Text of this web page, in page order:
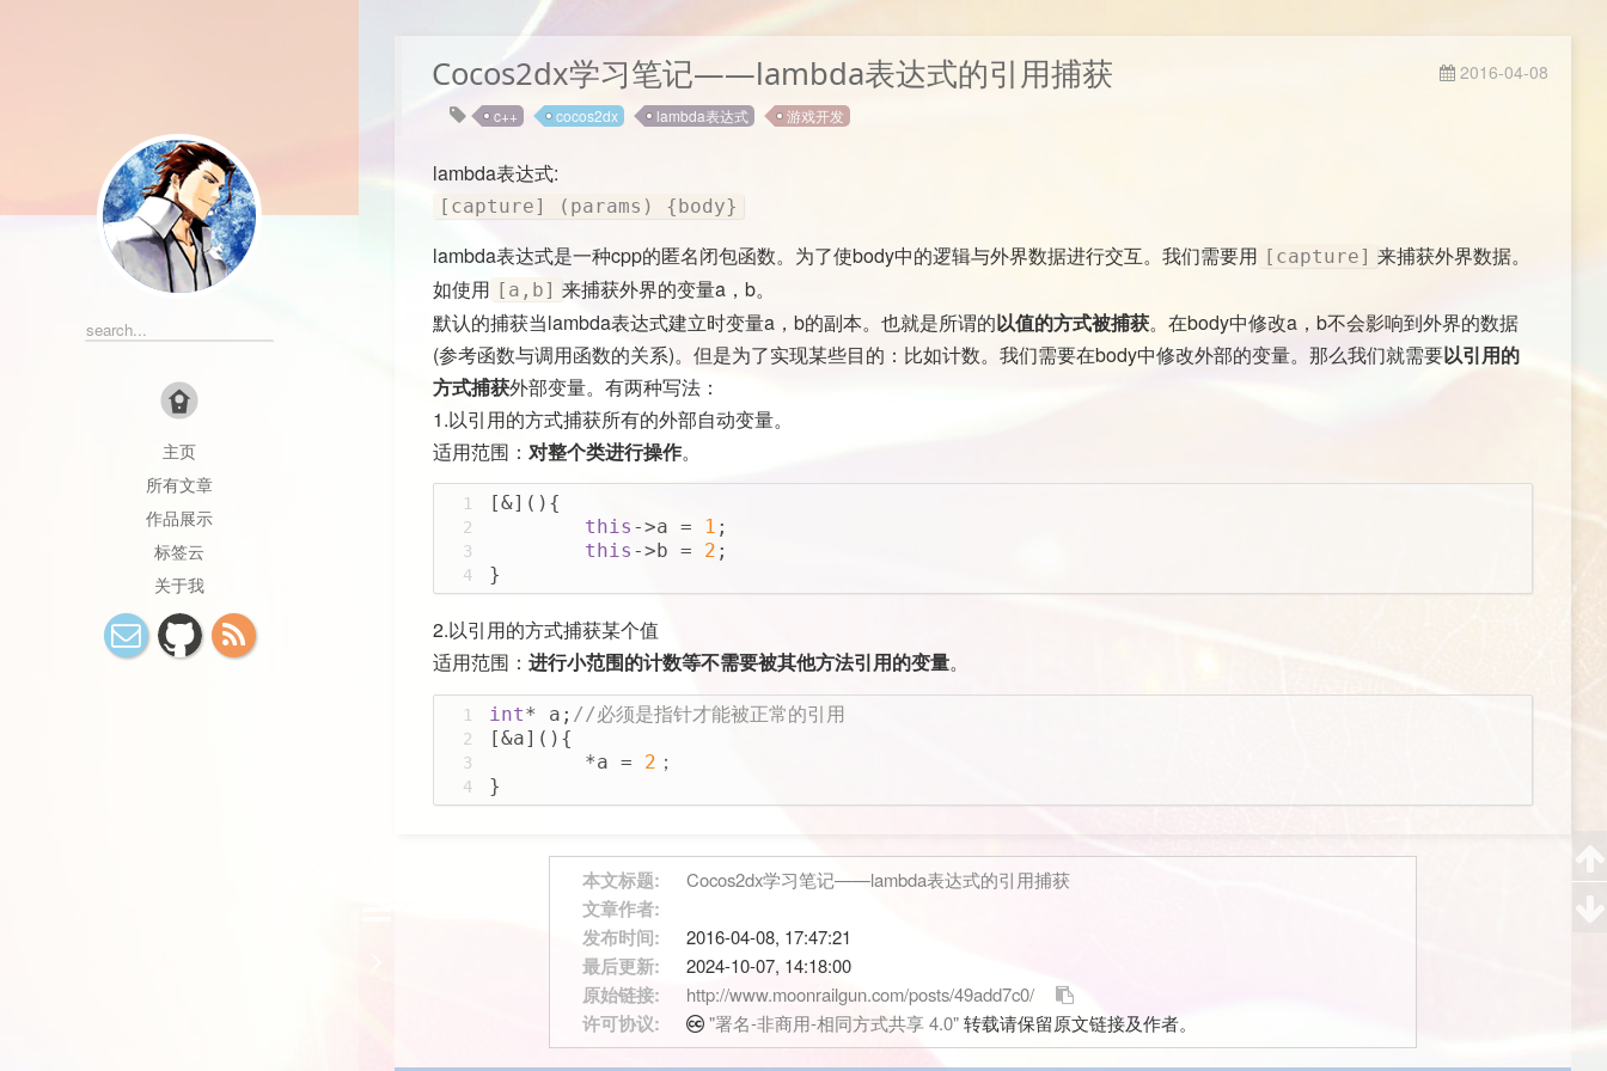
主页
所有文章
作品展示
标签云
关于我
Apicloud
C++
CCLog
CSLoader
ES6
HTML
HTTPS
Linux
MMD
NodeJS
PHP
React
ReactNative
Hexo GitHub
Tailchat
族,27岁. 熟练掌握Nodejs, Html5, C
2016-04-08
Cocos2dx学习笔记——lambda表达式的引用捕获
c++ cocos2dx lambda表达式 游戏开发
lambda表达式:
[capture] (params) {body}
lambda表达式是一种cpp的匿名闭包函数。为了使body中的逻辑与外界数据进行交互。我们需要用 [capture] 来捕获外界数据。
如使用 [a,b] 来捕获外界的变量a，b。
默认的捕获当lambda表达式建立时变量a，b的副本。也就是所谓的以值的方式被捕获。在body中修改a，b不会影响到外界的数据
(参考函数与调用函数的关系)。但是为了实现某些目的：比如计数。我们需要在body中修改外部的变量。那么我们就需要以引用的
方式捕获外部变量。有两种写法：
1.以引用的方式捕获所有的外部自动变量。
适用范围： 对整个类进行操作。
1
2
3
4
[&](){
this ->a = 1 ;
this ->b = 2 ;
}
2.以引用的方式捕获某个值
适用范围： 进行小范围的计数等不需要被其他方法引用的变量。
1
2
3
4
int* a; //必须是指针才能被正常的引用
[&a](){
	*a =
2 ；
}
本文标题: Cocos2dx学习笔记——lambda表达式的引用捕获
文章作者:
发布时间:
2016-04-08, 17:47:21
最后更新: 2024-10-07, 14:18:00
原始链接: http://www.moonrailgun.com/posts/49add7c0/
许可协议: "署名-非商用-相同方式共享 4.0"转载请保留原文链接及作者。